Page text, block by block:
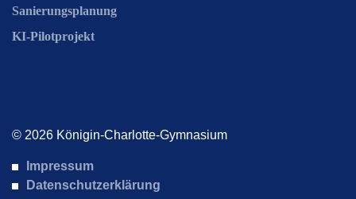
Sanierungsplanung
KI-Pilotprojekt
Impressum
Datenschutzerklärung
© 2026 Königin-Charlotte-Gymnasium